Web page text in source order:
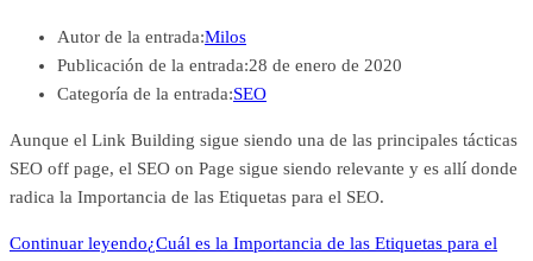
Autor de la entrada:Milos
Publicación de la entrada:28 de enero de 2020
Categoría de la entrada:SEO
Aunque el Link Building sigue siendo una de las principales tácticas
SEO off page, el SEO on Page sigue siendo relevante y es allí donde
radica la Importancia de las Etiquetas para el SEO.
Continuar leyendo¿Cuál es la Importancia de las Etiquetas para el